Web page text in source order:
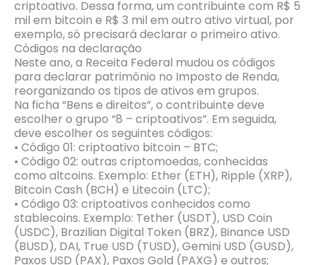
criptoativo. Dessa forma, um contribuinte com R$ 5
mil em bitcoin e R$ 3 mil em outro ativo virtual, por
exemplo, só precisará declarar o primeiro ativo.
Códigos na declaração
Neste ano, a Receita Federal mudou os códigos
para declarar patrimônio no Imposto de Renda,
reorganizando os tipos de ativos em grupos.
Na ficha “Bens e direitos”, o contribuinte deve
escolher o grupo “8 – criptoativos”. Em seguida,
deve escolher os seguintes códigos:
• Código 01: criptoativo bitcoin – BTC;
• Código 02: outras criptomoedas, conhecidas
como altcoins. Exemplo: Ether (ETH), Ripple (XRP),
Bitcoin Cash (BCH) e Litecoin (LTC);
• Código 03: criptoativos conhecidos como
stablecoins. Exemplo: Tether (USDT), USD Coin
(USDC), Brazilian Digital Token (BRZ), Binance USD
(BUSD), DAI, True USD (TUSD), Gemini USD (GUSD),
Paxos USD (PAX), Paxos Gold (PAXG) e outros;